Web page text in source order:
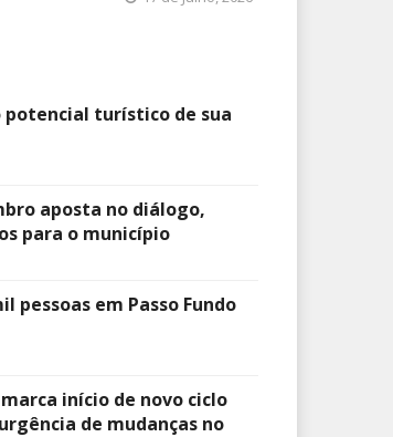
potencial turístico de sua
aposta no diálogo,
para o município
pessoas em Passo Fundo
início de novo ciclo
de mudanças no